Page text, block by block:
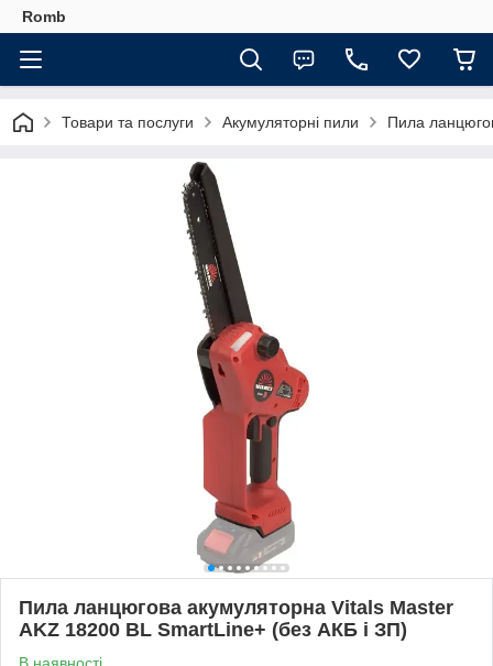
Romb
Товари та послуги Акумуляторні пили Пила
Пила ланцюгова акумуляторна Vitals Master
AKZ 18200 BL SmartLine+ (без АКБ і ЗП)
В наявності